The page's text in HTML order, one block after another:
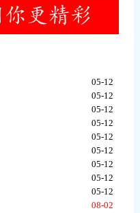
05-12
05-12
05-12
05-12
05-12
05-12
05-12
05-12
05-12
08-02